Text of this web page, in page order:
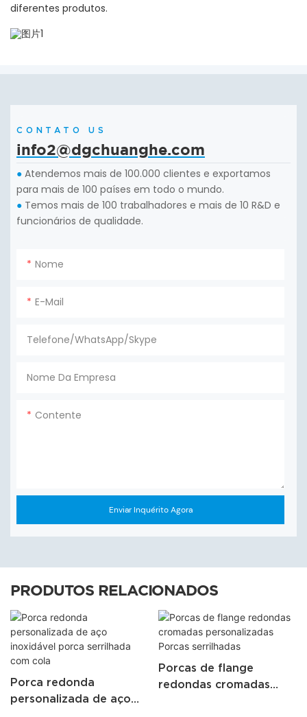
diferentes produtos.
CONTATO US
info2@dgchuanghe.com
● Atendemos mais de 100.000 clientes e exportamos
para mais de 100 países em todo o mundo.
● Temos mais de 100 trabalhadores e mais de 10 R&D e
funcionários de qualidade.
Nome
E-Mail
Telefone/WhatsApp/Skype
Nome Da Empresa
Contente
Enviar Inquérito Agora
PRODUTOS RELACIONADOS
Porca redonda
personalizada de aço
Porcas de flange
redondas cromadas